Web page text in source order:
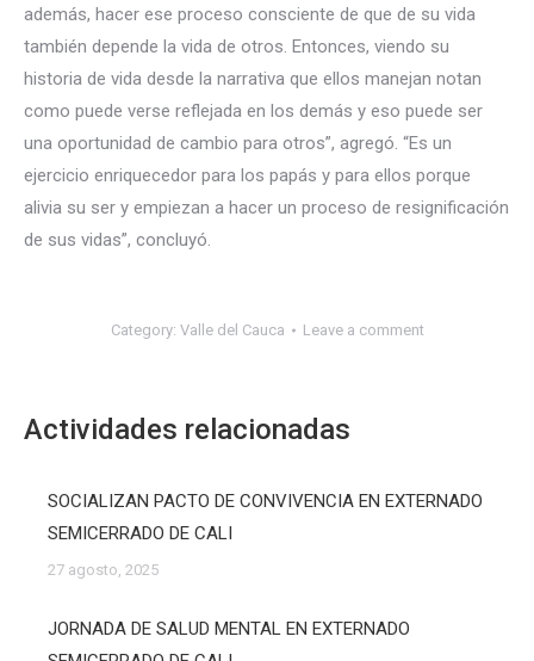
además, hacer ese proceso consciente de que de su vida
también depende la vida de otros. Entonces, viendo su
historia de vida desde la narrativa que ellos manejan notan
como puede verse reflejada en los demás y eso puede ser
una oportunidad de cambio para otros”, agregó. “Es un
ejercicio enriquecedor para los papás y para ellos porque
alivia su ser y empiezan a hacer un proceso de resignificación
de sus vidas”, concluyó.
Category: Valle del Cauca Leave a comment
Actividades relacionadas
SOCIALIZAN PACTO DE CONVIVENCIA EN EXTERNADO
SEMICERRADO DE CALI
27 agosto, 2025
JORNADA DE SALUD MENTAL EN EXTERNADO